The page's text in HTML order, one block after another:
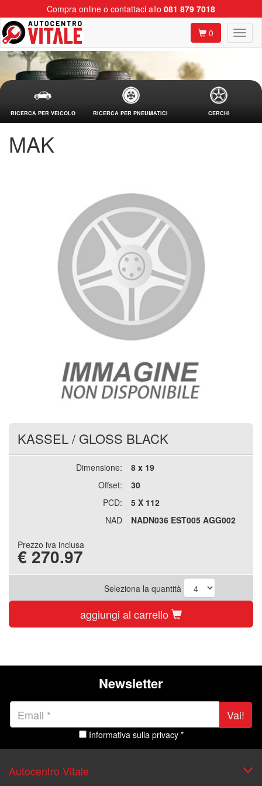
Compra online o contattaci allo 081 879 7018
0
RICERCA PER VEICOLO RICERCA PER PNEUMATICI CERCHI
MAK
KASSEL/ GLOSS BLACK
Dimensione:
8 x 19
Offset:
30
PCD:
5 X 112
NAD
NADN036 EST005 AGG002
Prezzo iva inclusa
€ 270.97
Seleziona la quantità
aggiungi al carrello
Newsletter
Vai!
Informativa sulla privacy *
Autocentro Vitale